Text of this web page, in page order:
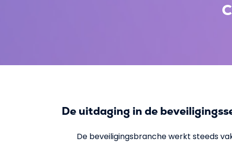
De uitdaging in de
De beveiligingsbranche werkt steeds